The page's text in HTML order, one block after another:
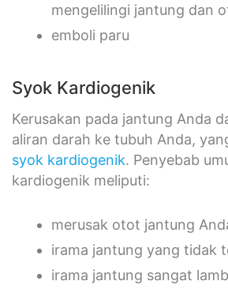
mengelilingi jantung dan
emboli paru
Syok Kardiogenik
Kerusakan pada jantung Anda
aliran darah ke tubuh Anda,
syok kardiogenik. Penyebab
kardiogenik meliputi:
merusak otot jantung
irama jantung yang tidak
irama jantung sangat